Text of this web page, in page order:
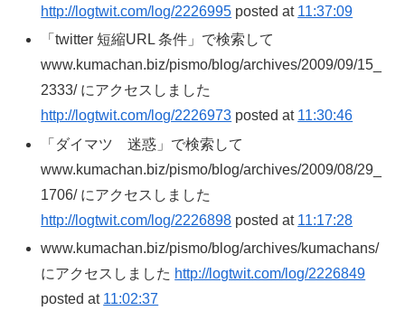
http://logtwit.com/log/2226995 posted at 11:37:09
「twitter 短縮URL 条件」で検索して
www.kumachan.biz/pismo/blog/archives/2009/09/15_
2333/ にアクセスしました
http://logtwit.com/log/2226973 posted at 11:30:46
「ダイマツ 迷惑」で検索して
www.kumachan.biz/pismo/blog/archives/2009/08/29_
1706/ にアクセスしました
http://logtwit.com/log/2226898 posted at 11:17:28
www.kumachan.biz/pismo/blog/archives/kumachans/
にアクセスしました http://logtwit.com/log/2226849
posted at 11:02:37